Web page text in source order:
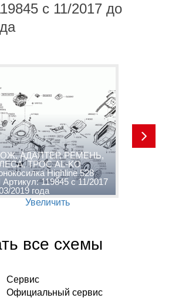
с 11/2017 до
АДАПТЕР, РЕМЕНЬ,
ТРОС AL-KO
Highline 528
Артикул: 119845 с 11/2017
2019 года
Увеличить
все схемы
Сервис
Официальный сервис